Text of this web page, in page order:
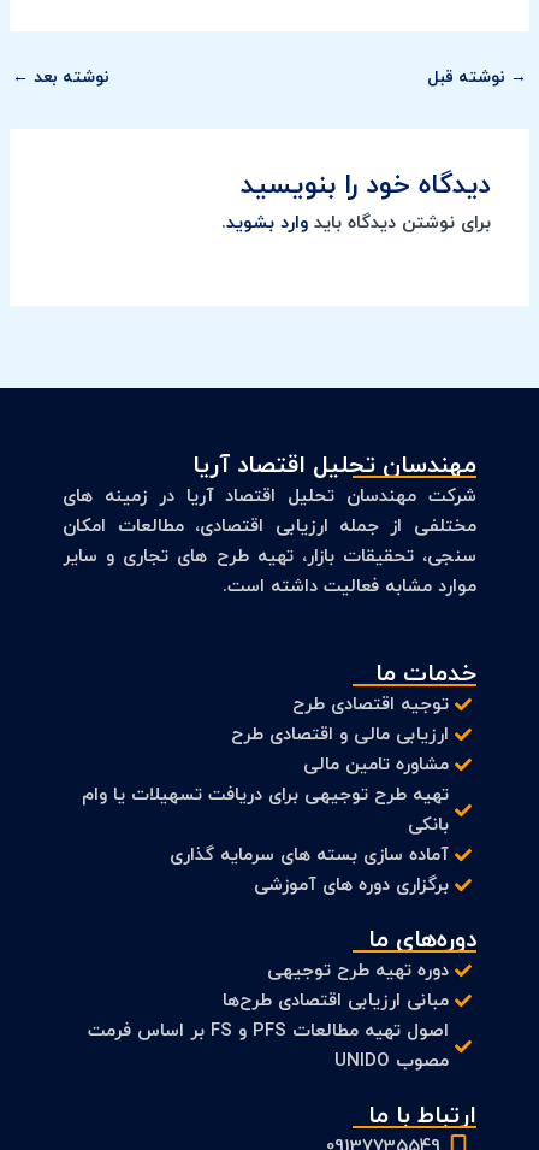
→ نوشته قبل نوشته بعد ←
دیدگاه‌ خود را بنویسید
برای نوشتن دیدگاه بایدوارد بشوید.
مهندسان تحلیل اقتصاد آریا
شرکت مهندسان تحلیل اقتصاد آریا در زمینه های
مختلفی از جمله ارزیابی اقتصادی، مطالعات امکان
سنجی، تحقیقات بازار، تهیه طرح های تجاری و سایر
موارد مشابه فعالیت داشته است.
خدمات ما
توجیه اقتصادی طرح
ارزیابی مالی و اقتصادی طرح
مشاوره تامین مالی
تهیه طرح توجیهی برای دریافت تسهیلات یا وام
بانکی
آماده سازی بسته های سرمایه گذاری
برگزاری دوره های آموزشی
دوره‌های ما
دوره تهیه طرح توجیهی
مبانی ارزیابی اقتصادی طرح‌ها
اصول تهیه مطالعات PFS و FS بر اساس فرمت
مصوب UNIDO
ارتباط با ما